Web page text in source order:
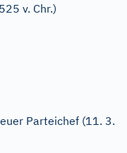
v. Chr.)
Parteichef (11. 3.